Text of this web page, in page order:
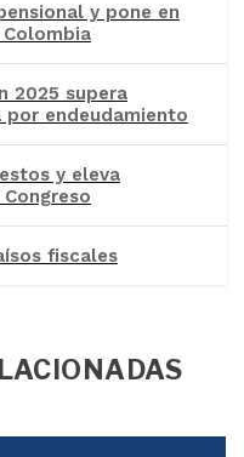
y pone en
2025 supera
endeudamiento
y eleva
fiscales